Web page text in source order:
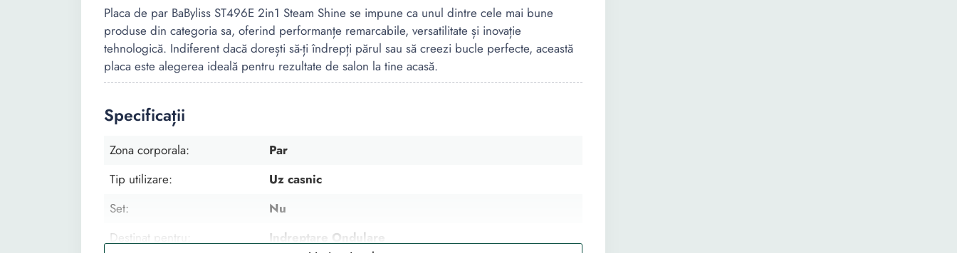
Placa de par BaByliss ST496E 2in1 Steam Shine se impune ca unul dintre cele mai bune
produse din categoria sa, oferind performanțe remarcabile, versatilitate și inovație
tehnologică. Indiferent dacă dorești să-ți îndrepți părul sau să creezi bucle perfecte, această
placa este alegerea ideală pentru rezultate de salon la tine acasă.
Specificații
Zona corporala:
Par
Tip utilizare:
Uz casnic
Set:
Nu
Destinat pentru:
Indreptare Ondulare